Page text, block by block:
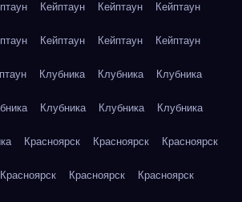
Кейптаун Кейптаун Кейптаун
Кейптаун Кейптаун Кейптаун
Клубника Клубника Клубника
Клубника Клубника Клубника
Красноярск Красноярск Красноярск
Красноярск Красноярск Красноярск